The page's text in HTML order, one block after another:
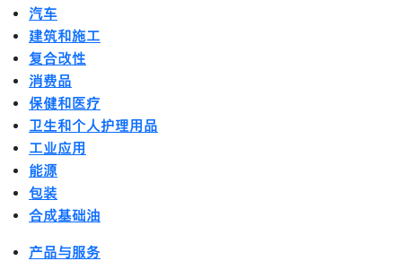
汽车
建筑和施工
复合改性
消费品
保健和医疗
卫生和个人护理用品
工业应用
能源
包装
合成基础油
产品与服务